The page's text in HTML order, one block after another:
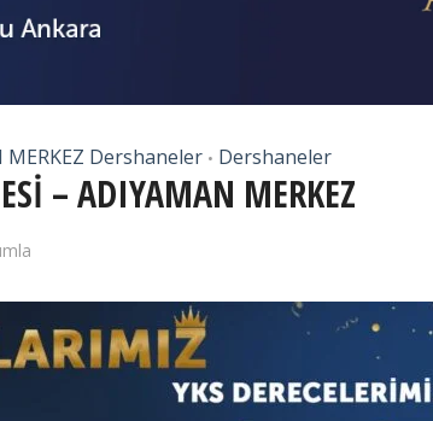
MERKEZ Dershaneler • Dershaneler
– ADIYAMAN MERKEZ